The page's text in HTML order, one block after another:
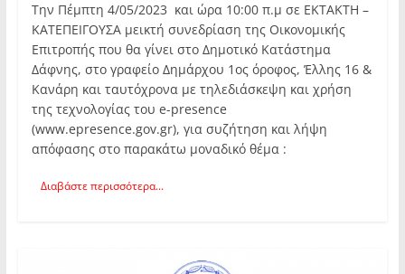
Την Πέμπτη 4/05/2023 και ώρα 10:00 π.μ σε ΕΚΤΑΚΤΗ –
ΚΑΤΕΠΕΙΓΟΥΣΑ μεικτή συνεδρίαση της Οικονομικής
Επιτροπής που θα γίνει στο Δημοτικό Κατάστημα
Δάφνης, στο γραφείο Δημάρχου 1ος όροφος, Έλλης 16 &
Κανάρη και ταυτόχρονα με τηλεδιάσκεψη και χρήση
της τεχνολογίας του e-presence
(www.epresence.gov.gr), για συζήτηση και λήψη
απόφασης στο παρακάτω μοναδικό θέμα :
Διαβάστε περισσότερα...